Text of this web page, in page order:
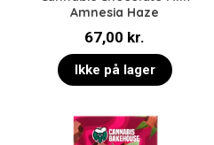
Amnesia Haze
67,00 kr.
Ikke på lager